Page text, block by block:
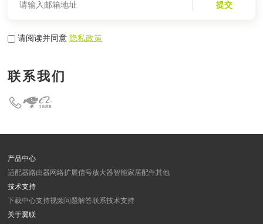
提交
请阅读并同意隐私政策
联系我们
产品中心
适配器路由器 网络扩展信号放大器智能家居配件其他
技术支持
下载中心支持视频问题解答联系技术支持
关于翼联